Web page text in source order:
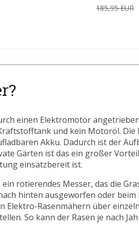
185,95 EUR
einen Elektromotor
und kein Motoröl. Die
Akku. Dadurch ist der
Gärten ist das ein großer
einsatzbereit ist.
rotierendes Messer, das die
hinten ausgeworfen oder
Elektro-Rasenmähern über
So kann der Rasen je nach